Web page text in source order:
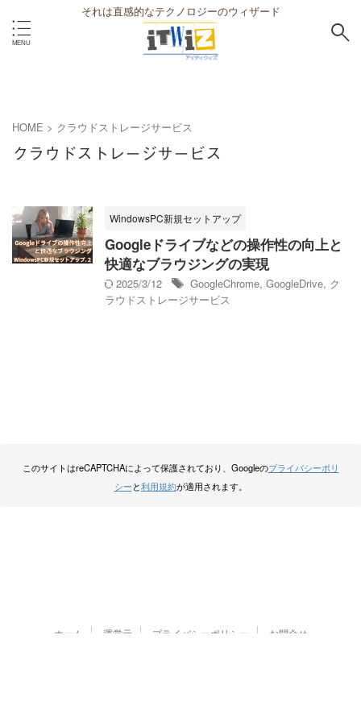
それは直感的なテクノロジーのウィザード
HOME > クラウドストレージサービス
クラウドストレージサービス
WindowsPC新規セットアップ
Googleドライブなどの操作性の向上と
快適なブラウジングの実現
2025/3/12 GoogleChrome, GoogleDrive, ク
ラウドストレージサービス
このサイトはreCAPTCHAによって保護されており、Googleのプライバシーポリ
シーと利用規約が適用されます。
ホーム 運営元 プライバシーポリシー お問合せ